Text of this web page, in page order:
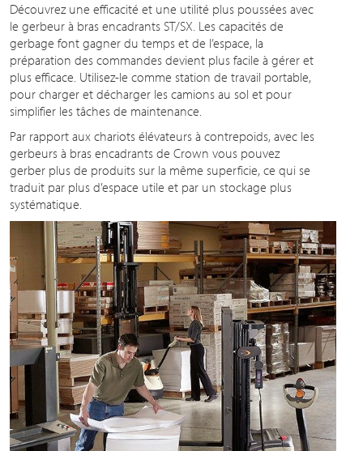
Découvrez une efficacité et une utilité plus poussées avec
le gerbeur à bras encadrants ST/SX. Les capacités de
gerbage font gagner du temps et de l’espace, la
préparation des commandes devient plus facile à gérer et
plus efficace. Utilisez-le comme station de travail portable,
pour charger et décharger les camions au sol et pour
simplifier les tâches de maintenance.
Par rapport aux chariots élévateurs à contrepoids, avec les
gerbeurs à bras encadrants de Crown vous pouvez
gerber plus de produits sur la même superficie, ce qui se
traduit par plus d’espace utile et par un stockage plus
systématique.